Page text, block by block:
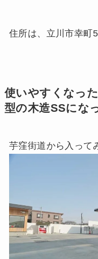
住所は、立川市幸町
使いやすくなっ
型の木造SSにな
芋窪街道から入って